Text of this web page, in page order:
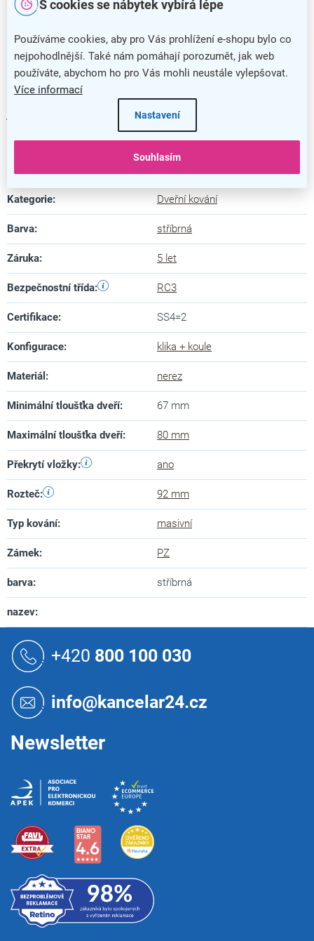
S cookies se nábytek vybírá lépe
Používáme cookies, aby pro Vás prohlížení e-shopu bylo co
nejpohodlnější. Také nám pomáhají porozumět, jak web
používáte, abychom ho pro Vás mohli neustále vylepšovat.
Více informací
Nastavení
Souhlasím
K bezpečnostním prvkům tohoto kování patří i rozeta s
překrytím, kterébrání vložku před odvrtáním.
Kování nemá vratnou pružinu a je možné jej namontovat
Doplňkové parametry
Kategorie: Dveřní kování
Barva: stříbrná
Záruka: 5 let
Bezpečnostní třída: RC3
Certifikace: SS4=2
Konfigurace: klika + koule
Materiál : nerez
Minimální tloušťka dveří: 67 mm
Maximální tloušťka dveří: 80 mm
Překrytí vložky: ano
Rozteč: 92 mm
Typ kování: masivní
Zámek: PZ
barva: stříbrná
nazev:
+420 800 100 030
info@kancelar24.cz
Newsletter